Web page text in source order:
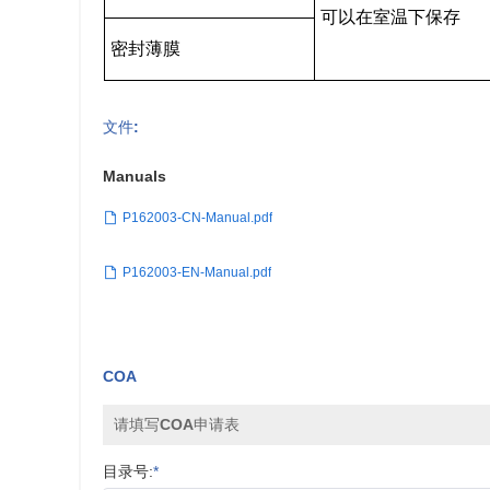
可以在室温下保存
密封薄膜
文件:
Manuals
P162003-CN-Manual.pdf
P162003-EN-Manual.pdf
COA
请填写COA申请表
目录号:*